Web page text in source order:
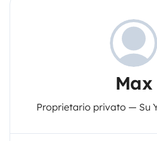
Max
Proprietario privato — Su